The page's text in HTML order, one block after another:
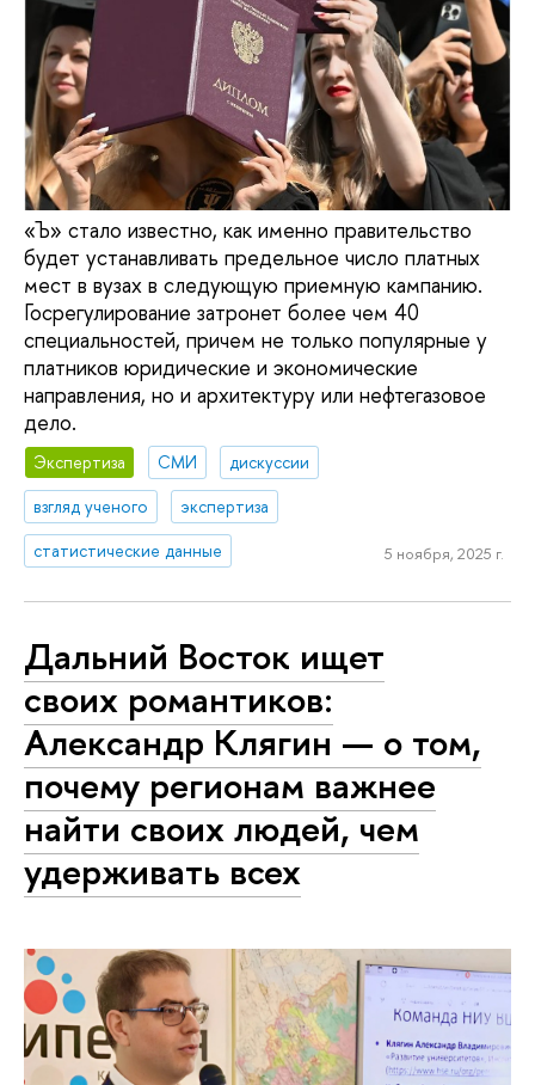
«Ъ» стало известно, как именно правительство
будет устанавливать предельное число платных
мест в вузах в следующую приемную кампанию.
Госрегулирование затронет более чем 40
специальностей, причем не только популярные у
платников юридические и экономические
направления, но и архитектуру или нефтегазовое
дело.
Экспертиза СМИ
дискуссии
взгляд ученого
экспертиза
статистические данные
5 ноября, 2025 г.
Дальний Восток ищет
своих романтиков:
Александр Клягин — о том,
почему регионам важнее
найти своих людей, чем
удерживать всех